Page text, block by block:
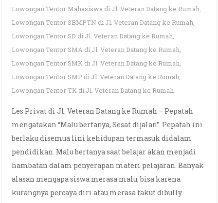
Lowongan Tentor Mahasiswa di Jl. Veteran Datang ke Rumah,
Lowongan Tentor SBMPTN di Jl. Veteran Datang ke Rumah,
Lowongan Tentor SD di Jl. Veteran Datang ke Rumah,
Lowongan Tentor SMA di Jl. Veteran Datang ke Rumah,
Lowongan Tentor SMK di Jl. Veteran Datang ke Rumah,
Lowongan Tentor SMP di Jl. Veteran Datang ke Rumah,
Lowongan Tentor TK di Jl. Veteran Datang ke Rumah
Les Privat di Jl. Veteran Datang ke Rumah – Pepatah
mengatakan “Malu bertanya, Sesat dijalan”. Pepatah ini
berlaku disemua lini kehidupan termasuk didalam
pendidikan. Malu bertanya saat belajar akan menjadi
hambatan dalam penyerapan materi pelajaran. Banyak
alasan mengapa siswa merasa malu, bisa karena
kurangnya percaya diri atau merasa takut dibully